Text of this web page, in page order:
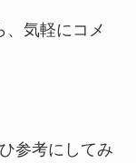
、気軽にコメ
参考にしてみ